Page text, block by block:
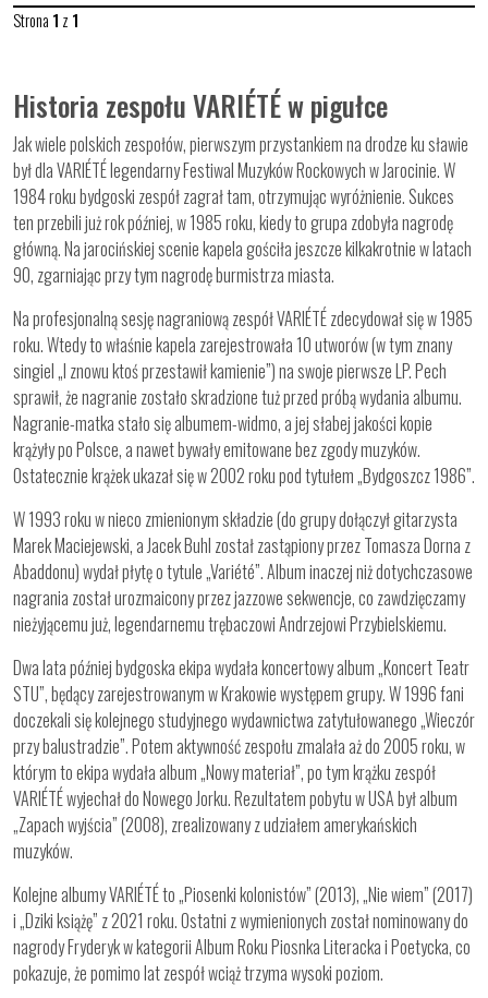
Strona 1 z 1
Historia zespołu VARIÉTÉ w pigułce
Jak wiele polskich zespołów, pierwszym przystankiem na drodze ku sławie
był dla VARIÉTÉ legendarny Festiwal Muzyków Rockowych w Jarocinie. W
1984 roku bydgoski zespół zagrał tam, otrzymując wyróżnienie. Sukces
ten przebili już rok później, w 1985 roku, kiedy to grupa zdobyła nagrodę
główną. Na jarocińskiej scenie kapela gościła jeszcze kilkakrotnie w latach
90, zgarniając przy tym nagrodę burmistrza miasta.
Na profesjonalną sesję nagraniową zespół VARIÉTÉ zdecydował się w 1985
roku. Wtedy to właśnie kapela zarejestrowała 10 utworów (w tym znany
singiel „I znowu ktoś przestawił kamienie”) na swoje pierwsze LP. Pech
sprawił, że nagranie zostało skradzione tuż przed próbą wydania albumu.
Nagranie-matka stało się albumem-widmo, a jej słabej jakości kopie
krążyły po Polsce, a nawet bywały emitowane bez zgody muzyków.
Ostatecznie krążek ukazał się w 2002 roku pod tytułem „Bydgoszcz 1986”.
W 1993 roku w nieco zmienionym składzie (do grupy dołączył gitarzysta
Marek Maciejewski, a Jacek Buhl został zastąpiony przez Tomasza Dorna z
Abaddonu) wydał płytę o tytule „Variété”. Album inaczej niż dotychczasowe
nagrania został urozmaicony przez jazzowe sekwencje, co zawdzięczamy
nieżyjącemu już, legendarnemu trębaczowi Andrzejowi Przybielskiemu.
Dwa lata później bydgoska ekipa wydała koncertowy album „Koncert Teatr
STU”, będący zarejestrowanym w Krakowie występem grupy. W 1996 fani
doczekali się kolejnego studyjnego wydawnictwa zatytułowanego „Wieczór
przy balustradzie”. Potem aktywność zespołu zmalała aż do 2005 roku, w
którym to ekipa wydała album „Nowy materiał”, po tym krążku zespół
VARIÉTÉ wyjechał do Nowego Jorku. Rezultatem pobytu w USA był album
„Zapach wyjścia” (2008), zrealizowany z udziałem amerykańskich
muzyków.
Kolejne albumy VARIÉTÉ to „Piosenki kolonistów” (2013), „Nie wiem” (2017)
i „Dziki książę” z 2021 roku. Ostatni z wymienionych został nominowany do
nagrody Fryderyk w kategorii Album Roku Piosnka Literacka i Poetycka, co
pokazuje, że pomimo lat zespół wciąż trzyma wysoki poziom.